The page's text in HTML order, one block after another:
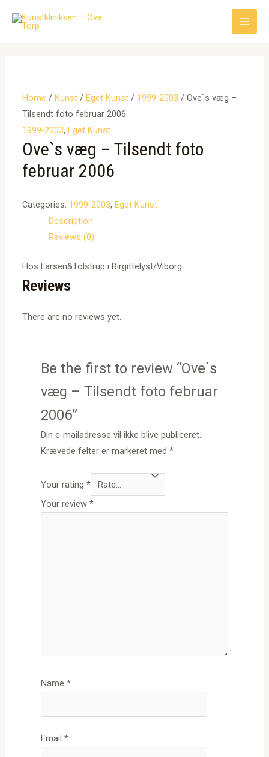
Main
Home /Kunst /Eget Kunst / 1999-2003 / Ove`s væg –
Tilsendt foto februar 2006
1999-2003,Eget Kunst
Ove`s væg – Tilsendt foto
februar 2006
Categories: 1999-2003,Eget Kunst
Description
Reviews (0)
Hos Larsen&Tolstrup i Birgittelyst/Viborg
Reviews
There are no reviews yet.
Be the first to review “Ove`s
væg – Tilsendt foto februar
2006”
Din e-mailadresse vil ikke blive publiceret.
Krævede felter er markeret med*
Your rating*
Your review*
Name*
Email*